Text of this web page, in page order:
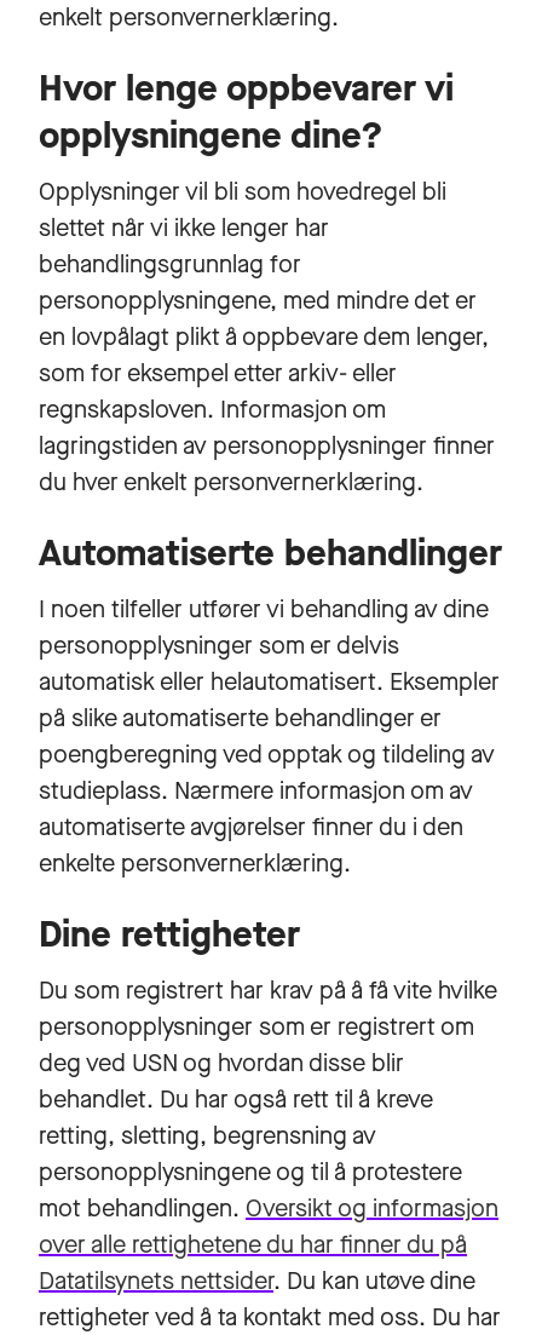
enkelt personvernerklæring.
Hvor lenge oppbevarer vi
opplysningene dine?
Opplysninger vil bli som hovedregel bli
slettet når vi ikke lenger har
behandlingsgrunnlag for
personopplysningene, med mindre det er
en lovpålagt plikt å oppbevare dem lenger,
som for eksempel etter arkiv- eller
regnskapsloven. Informasjon om
lagringstiden av personopplysninger finner
du hver enkelt personvernerklæring.
Automatiserte behandlinger
I noen tilfeller utfører vi behandling av dine
personopplysninger som er delvis
automatisk eller helautomatisert. Eksempler
på slike automatiserte behandlinger er
poengberegning ved opptak og tildeling av
studieplass. Nærmere informasjon om av
automatiserte avgjørelser finner du i den
enkelte personvernerklæring.
Dine rettigheter
Du som registrert har krav på å få vite hvilke
personopplysninger som er registrert om
deg ved USN og hvordan disse blir
behandlet. Du har også rett til å kreve
retting, sletting, begrensning av
personopplysningene og til å protestere
mot behandlingen. Oversikt og informasjon
over alle rettighetene du har finner du på
Datatilsynets nettsider. Du kan utøve dine
rettigheter ved å ta kontakt med oss. Du har